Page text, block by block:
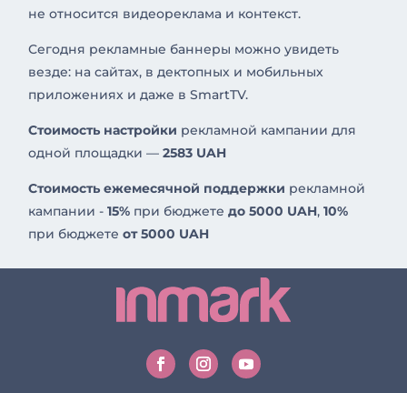
не относится видеореклама и контекст.
Сегодня рекламные баннеры можно увидеть
везде: на сайтах, в дектопных и мобильных
приложениях и даже в SmartTV.
Стоимость настройки рекламной кампании для
одной площадки —2583 UAH
Стоимость ежемесячной поддержки рекламной
кампании -15% при бюджетедо 5000 UAH,10%
при бюджетеот 5000 UAH